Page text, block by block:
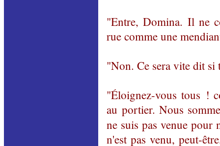
"Entre, Domina. Il ne
rue comme une
"Non. Ce sera vite dit si
"Éloignez-vous tous !
au portier. Nous
ne suis pas venue
n'est pas venu, peut-